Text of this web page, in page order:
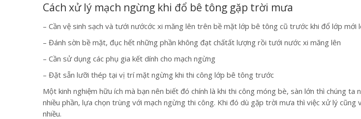
Cách xử lý mạch ngừng khi đổ bê tông gặp trời mưa
– Cần vệ sinh sạch và tưới nướcớc xi măng lên trên bề mặt lớp bê tông cũ trước khi đổ lớp mới
– Đánh sờn bề mặt, đục hết những phần không đạt chấtất lượng rồi tưới nước xi măng lên
– Cần sử dụng các phụ gia kết dính cho mạch ngừng
– Đặt sẵn lưỡi thép tại vị trí mặt ngừng khi thi công lớp bê tông trước
Một kinh nghiệm hữu ích mà bạn nên biết đó chính là khi thi công móng bè, sàn lớn thì chúng ta
nhiều phần, lựa chọn trùng với mạch ngừng thi công. Khi đó dù gặp trời mưa thì việc xử lý cũng
nhiều.